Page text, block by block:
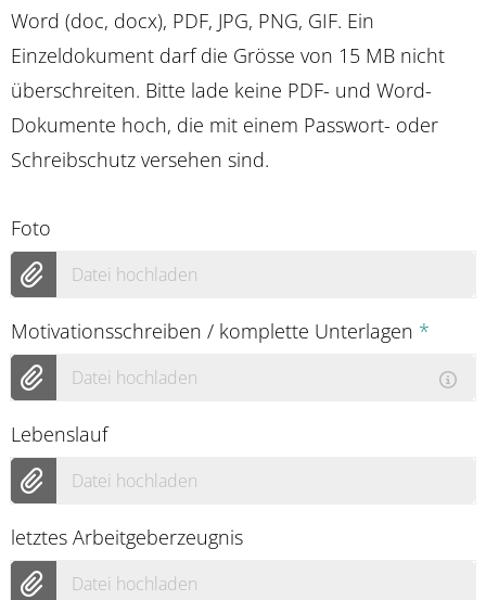
Word (doc, docx), PDF, JPG, PNG, GIF. Ein
Einzeldokument darf die Grösse von 15 MB nicht
überschreiten. Bitte lade keine PDF- und Word-
Dokumente hoch, die mit einem Passwort- oder
Schreibschutz versehen sind.
Foto
Datei hochladen
Motivationsschreiben / komplette Unterlagen *
Datei hochladen
Lebenslauf
Datei hochladen
letztes Arbeitgeberzeugnis
Datei hochladen